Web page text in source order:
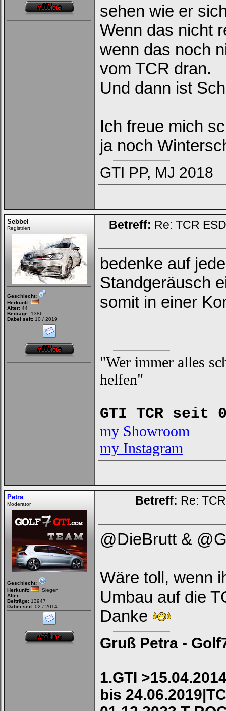
sehen wie er
Wenn das nicht
wenn das noch
vom TCR dran.
Und dann ist
Ich freue mich
ja noch
GTI PP, MJ 2018
Sebbel
Registriert
Geschlecht:
Herkunft:
Alter: 44
Beiträge: 1386
Dabei seit: 10 / 2019
Betreff: Re: TCR
bedenke auf
Standgeräusch
somit in einer
"Wer immer alles
helfen"
GTI TCR seit
my Showroom
my Instagram
Petra
Moderator
Geschlecht:
Herkunft:
Siegen
Alter:
Beiträge: 13947
Dabei seit: 02 / 2014
Betreff: Re:
@DieBrutt &
Wäre toll, wenn
Umbau auf die
Danke
Gruß Petra -
1.GTI
bis